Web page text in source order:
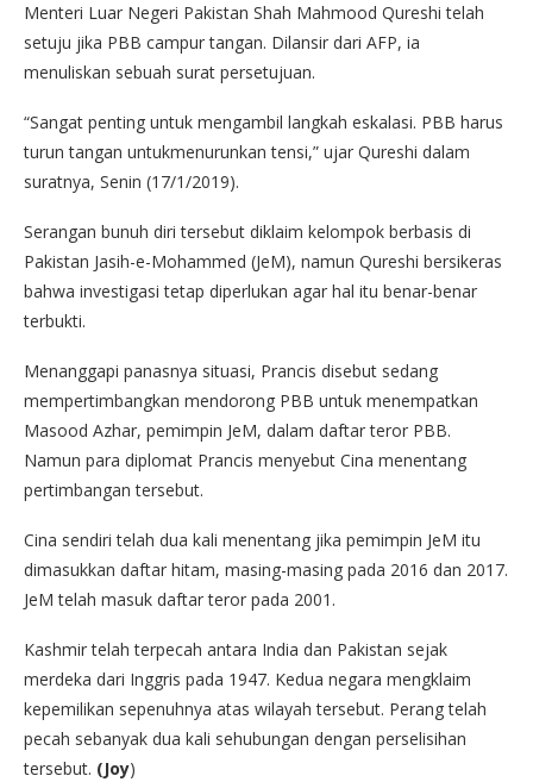
Menteri Luar Negeri Pakistan Shah Mahmood Qureshi telah
setuju jika PBB campur tangan. Dilansir dari AFP, ia
menuliskan sebuah surat persetujuan.
“Sangat penting untuk mengambil langkah eskalasi. PBB harus
turun tangan untukmenurunkan tensi,” ujar Qureshi dalam
suratnya, Senin (17/1/2019).
Serangan bunuh diri tersebut diklaim kelompok berbasis di
Pakistan Jasih-e-Mohammed (JeM), namun Qureshi bersikeras
bahwa investigasi tetap diperlukan agar hal itu benar-benar
terbukti.
Menanggapi panasnya situasi, Prancis disebut sedang
mempertimbangkan mendorong PBB untuk menempatkan
Masood Azhar, pemimpin JeM, dalam daftar teror PBB.
Namun para diplomat Prancis menyebut Cina menentang
pertimbangan tersebut.
Cina sendiri telah dua kali menentang jika pemimpin JeM itu
dimasukkan daftar hitam, masing-masing pada 2016 dan 2017.
JeM telah masuk daftar teror pada 2001.
Kashmir telah terpecah antara India dan Pakistan sejak
merdeka dari Inggris pada 1947. Kedua negara mengklaim
kepemilikan sepenuhnya atas wilayah tersebut. Perang telah
pecah sebanyak dua kali sehubungan dengan perselisihan
tersebut. (Joy)